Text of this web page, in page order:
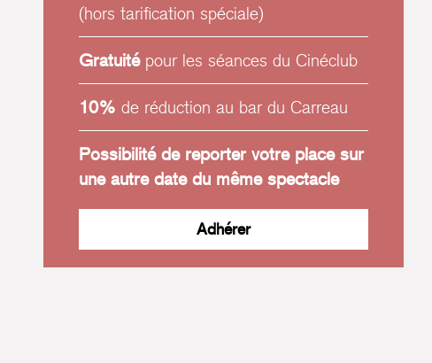
(hors tarification spéciale)
Gratuitépour les séances du Cinéclub
10% de réduction au bar du Carreau
Possibilité de reporter votre place sur
une autre date du même spectacle
Adhérer